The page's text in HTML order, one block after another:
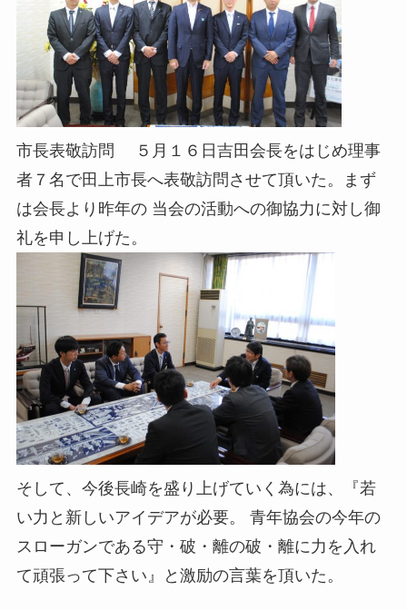
市長表敬訪問 ５月１６日吉田会長をはじめ理事
者７名で田上市長へ表敬訪問させて頂いた。まず
は会長より昨年の 当会の活動への御協力に対し御
礼を申し上げた。
そして、今後長崎を盛り上げていく為には、『若
い力と新しいアイデアが必要。 青年協会の今年の
スローガンである守・破・離の破・離に力を入れ
て頑張って下さい』と激励の言葉を頂いた。